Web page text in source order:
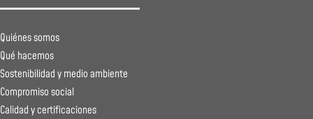
Quiénes somos
Qué hacemos
Sostenibilidad y medio ambiente
Compromiso social
Calidad y certificaciones